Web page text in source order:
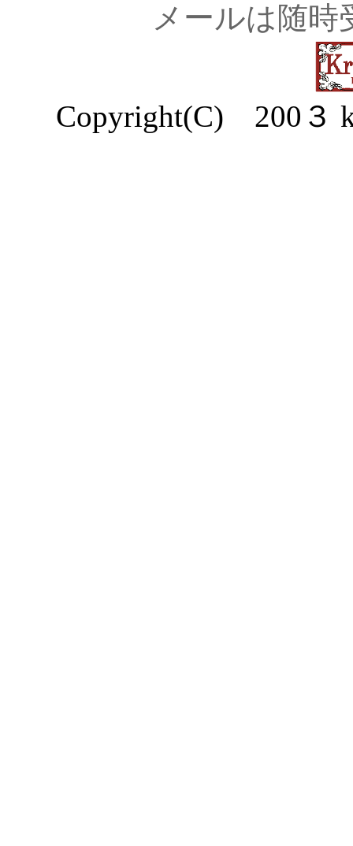
メールは随
Copyright(C) 200３